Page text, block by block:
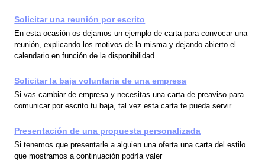
Solicitar una reunión por escrito
En esta ocasión os dejamos un ejemplo de carta para convocar una
reunión, explicando los motivos de la misma y dejando abierto el
calendario en función de la disponibilidad
Solicitar la baja voluntaria de una empresa
Si vas cambiar de empresa y necesitas una carta de preaviso para
comunicar por escrito tu baja, tal vez esta carta te pueda servir
Presentación de una propuesta personalizada
Si tenemos que presentarle a alguien una oferta una carta del estilo
que mostramos a continuación podría valer